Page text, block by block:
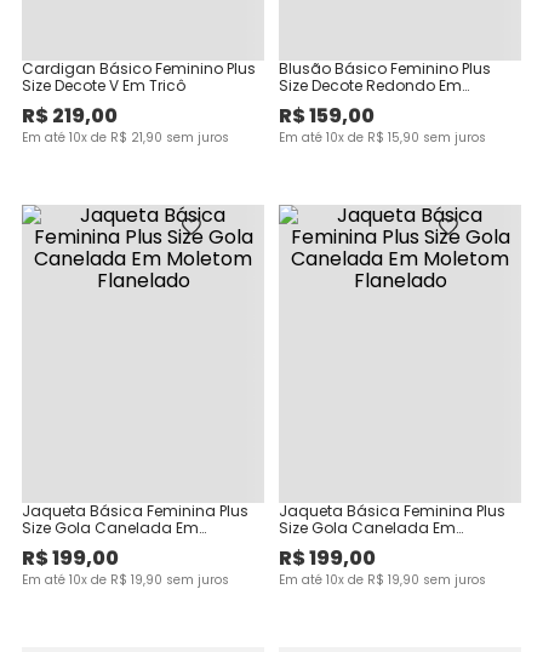
Cardigan Básico Feminino Plus
Size Decote V Em Tricô
R$219,00
Em até 10x de R$ 21,90 sem juros
Blusão Básico Feminino Plus
Size Decote Redondo Em
Moletom Stretch Flanelado
R$159,00
Em até 10x de R$ 15,90 sem juros
Jaqueta Básica Feminina Plus
Size Gola Canelada Em
Moletom Flanelado
R$199,00
Em até 10x de R$ 19,90 sem juros
Jaqueta Básica Feminina Plus
Size Gola Canelada Em
Moletom Flanelado
R$199,00
Em até 10x de R$ 19,90 sem juros